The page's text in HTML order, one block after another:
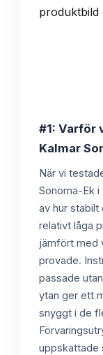
#1: Varför
Kalmar
När vi
Sonoma-Ek
av hur
relativt låga
jämfört med
provade.
passade
ytan ger ett
snyggt i de
uppskattade